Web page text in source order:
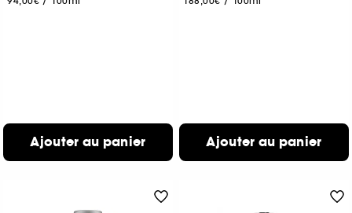
Ajouter au panier Ajouter au panier